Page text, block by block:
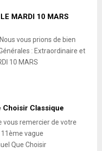
MARDI 10 MARS
vous prions de bien
: Extraordinaire et
10 MARS
Choisir Classique
vous remercier de votre
vague
Que Choisir